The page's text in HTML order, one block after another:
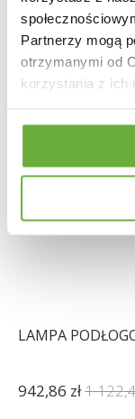
Partnerzy mogą
otrzymanymi od
korzystania z ich
LAMPA
942,86 zł1